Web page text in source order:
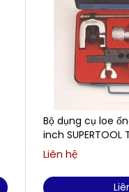
Bộ dụng cụ loe
inch SUPERTOOL
Liên hệ